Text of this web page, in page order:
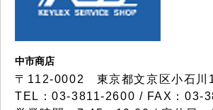
中市商店
〒112-0002 東京都文京区小石川
TEL：03-3811-2600 / FAX：03-